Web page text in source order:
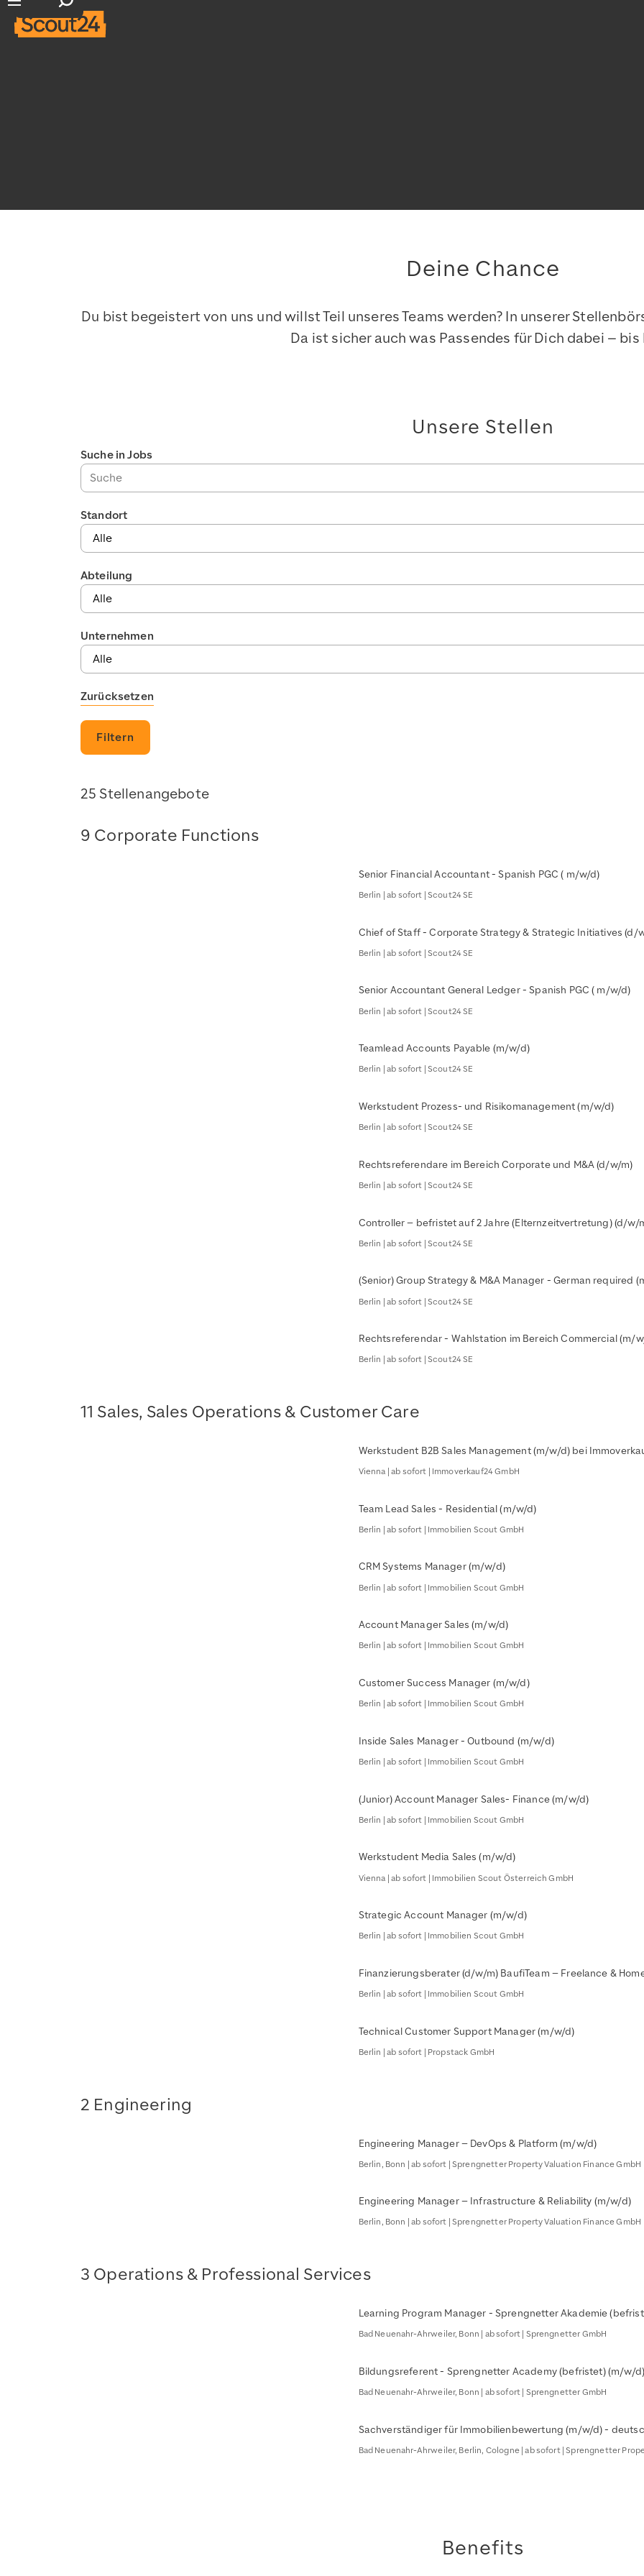
Hauptnavigation öffnen
Suchfeld öffnen
Deine Chance
Du bist begeistert von uns und willst Teil unseres Teams werden? In unserer
Da ist sicher auch was Passendes für Dich dabei – bis
Unsere Stellen
Jobs filtern
Suche in Jobs
Standort
Abteilung
Unternehmen
Zurücksetzen
Filtern
25 Stellenangebote
9 Corporate Functions
Senior Financial Accountant - Spanish PGC ( m/w/d)
Berlin | ab sofort | Scout24 SE
Chief of Staff - Corporate Strategy & Strategic Initiatives (d/
Berlin | ab sofort | Scout24 SE
Senior Accountant General Ledger - Spanish PGC ( m/w/d)
Berlin | ab sofort | Scout24 SE
Teamlead Accounts Payable (m/w/d)
Berlin | ab sofort | Scout24 SE
Werkstudent Prozess- und Risikomanagement (m/w/d)
Berlin | ab sofort | Scout24 SE
Rechtsreferendare im Bereich Corporate und M&A (d/w/m)
Berlin | ab sofort | Scout24 SE
Controller – befristet auf 2 Jahre (Elternzeitvertretung) (d/w/
Berlin | ab sofort | Scout24 SE
(Senior) Group Strategy & M&A Manager - German required
Berlin | ab sofort | Scout24 SE
Rechtsreferendar - Wahlstation im Bereich Commercial (m/
Berlin | ab sofort | Scout24 SE
11 Sales, Sales Operations & Customer Care
Werkstudent B2B Sales Management (m/w/d) bei
Vienna | ab sofort | Immoverkauf24 GmbH
Team Lead Sales - Residential (m/w/d)
Berlin | ab sofort | Immobilien Scout GmbH
CRM Systems Manager (m/w/d)
Berlin | ab sofort | Immobilien Scout GmbH
Account Manager Sales (m/w/d)
Berlin | ab sofort | Immobilien Scout GmbH
Customer Success Manager (m/w/d)
Berlin | ab sofort | Immobilien Scout GmbH
Inside Sales Manager - Outbound (m/w/d)
Berlin | ab sofort | Immobilien Scout GmbH
(Junior) Account Manager Sales- Finance (m/w/d)
Berlin | ab sofort | Immobilien Scout GmbH
Werkstudent Media Sales (m/w/d)
Vienna | ab sofort | Immobilien Scout Österreich GmbH
Strategic Account Manager (m/w/d)
Berlin | ab sofort | Immobilien Scout GmbH
Finanzierungsberater (d/w/m) BaufiTeam – Freelance &
Berlin | ab sofort | Immobilien Scout GmbH
Technical Customer Support Manager (m/w/d)
Berlin | ab sofort | Propstack GmbH
2 Engineering
Engineering Manager – DevOps & Platform (m/w/d)
Berlin, Bonn | ab sofort | Sprengnetter Property Valuation Finance GmbH
Engineering Manager – Infrastructure & Reliability (m/w/d)
Berlin, Bonn | ab sofort | Sprengnetter Property Valuation Finance GmbH
3 Operations & Professional Services
Learning Program Manager - Sprengnetter Akademie
Bad Neuenahr-Ahrweiler, Bonn | ab sofort | Sprengnetter GmbH
Bildungsreferent - Sprengnetter Academy (befristet) (m/w/
Bad Neuenahr-Ahrweiler, Bonn | ab sofort | Sprengnetter GmbH
Sachverständiger für Immobilienbewertung (m/w/d) -
Bad Neuenahr-Ahrweiler, Berlin, Cologne | ab sofort | Sprengnetter
Benefits